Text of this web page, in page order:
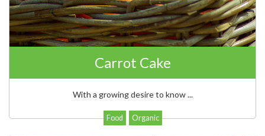
Carrot Cake
With a growing desire to know ...
Food Organic